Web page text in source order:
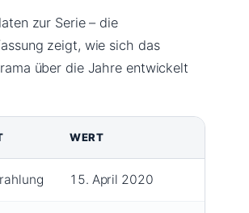
zur Serie – die
zeigt, wie sich das
über die Jahre entwickelt
WERT
15. April 2020